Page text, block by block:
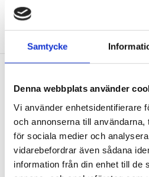
Samtycke
Denna webbplats använder
Vi använder enhetsidentifierare
och annonserna till användarna,
för sociala medier och
vidarebefordrar även sådana
information från din enhet till de